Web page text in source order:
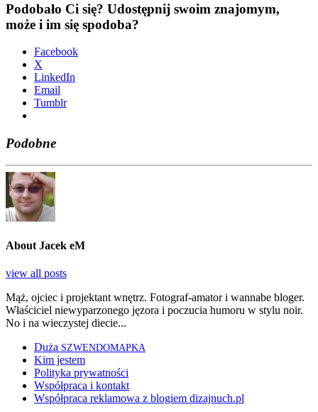
Podobało Ci się? Udostępnij swoim znajomym,
może i im się spodoba?
Face­bo­ok
X
Lin­ke­dIn
Ema­il
Tum­blr
Podobne
About Jacek eM
view all posts
Mąż, ojciec i projektant wnętrz. Fotograf-amator i wannabe bloger.
Właściciel niewyparzonego jęzora i poczucia humoru w stylu noir.
No i na wieczystej diecie...
Duża SZWENDOMAPKA
Kim jestem
Polityka prywatności
Współpraca i kontakt
Współpraca reklamowa z blogiem dizajnuch.pl